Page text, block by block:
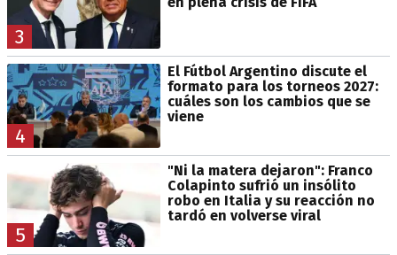
3
4
El Fútbol Argentino discute el
formato para los torneos 2027:
cuáles son los cambios que se
viene
5
"Ni la matera dejaron": Franco
Colapinto sufrió un insólito
robo en Italia y su reacción no
tardó en volverse viral